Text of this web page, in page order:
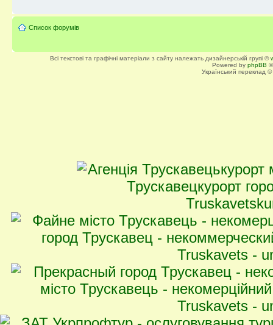
Список форумів
Всі текстові та графічні матеріали з сайту належать дизайнерській групі ©
Powered by phpBB
Український переклад